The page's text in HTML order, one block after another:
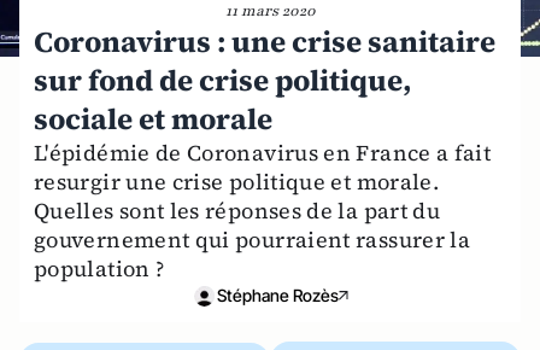
11 mars 2020
Coronavirus : une crise sanitaire
sur fond de crise politique,
sociale et morale
L'épidémie de Coronavirus en France a fait
resurgir une crise politique et morale.
Quelles sont les réponses de la part du
gouvernement qui pourraient rassurer la
population ?
Stéphane Rozès